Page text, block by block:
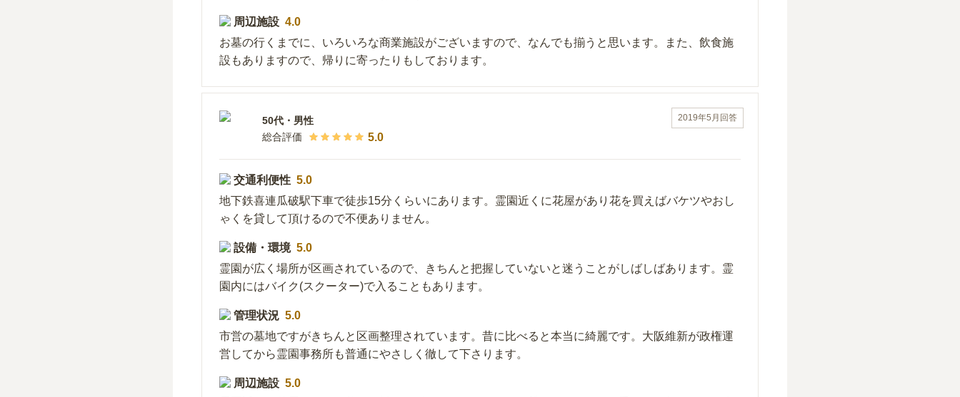
周辺施設 4.0
お墓の行くまでに、いろいろな商業施設がございますので、なんでも揃うと思います。また、飲食施
設もありますので、帰りに寄ったりもしております。
2019年5月 回答
50代 ・ 男性
総合評価
5.0
交通利便性 5.0
地下鉄喜連瓜破駅下車で徒歩15分くらいにあります。霊園近くに花屋があり花を買えばバケツやおし
ゃくを貸して頂けるので不便ありません。
設備・環境 5.0
霊園が広く場所が区画されているので、きちんと把握していないと迷うことがしばしばあります。霊
園内にはバイク(スクーター)で入ることもあります。
管理状況 5.0
市営の墓地ですがきちんと区画整理されています。昔に比べると本当に綺麗です。大阪維新が政権運
営してから霊園事務所も普通にやさしく徹して下さります。
周辺施設 5.0